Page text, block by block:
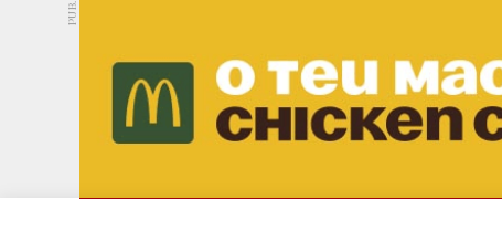
PUB.
Hoje 17ºC 30ºC DMtv